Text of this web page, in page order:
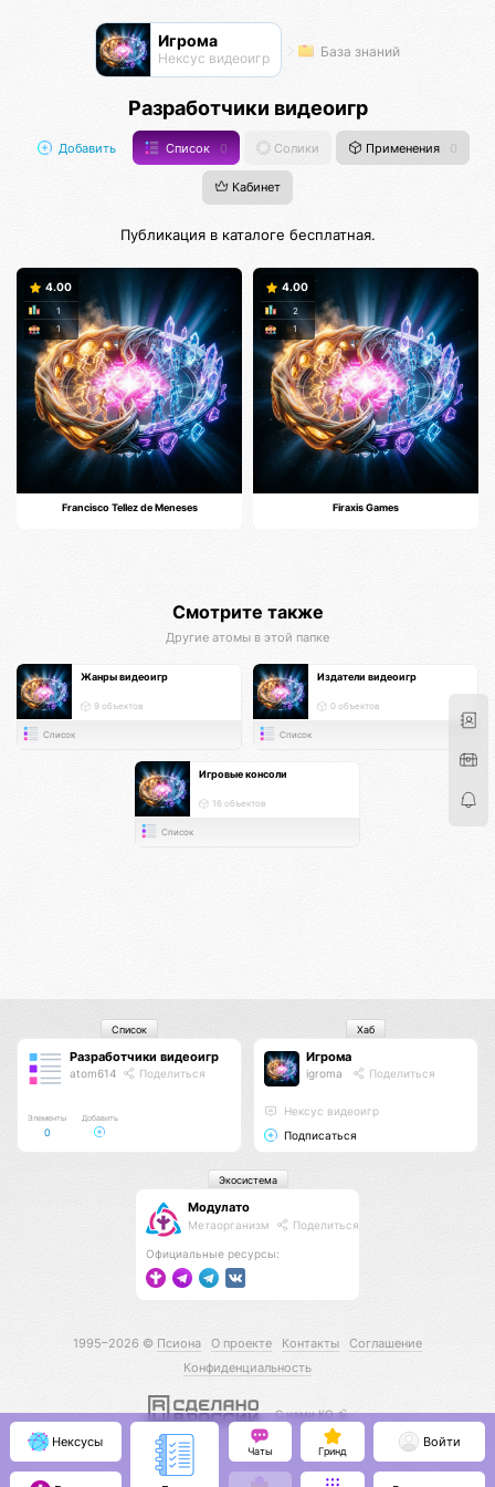
Игрома
Нексус видеоигр База знаний
Разработчики видеоигр
Добавить Список 0 Солики Применения 0
Кабинет
Публикация в каталоге бесплатная.
4.00
1
1
Francisco Tellez de Meneses
4.00
1
2
Firaxis Games
Смотрите также
Другие атомы в этой папке
Жанры видеоигр
9 объектов
Список
Издатели видеоигр
0 объектов
Список
Игровые консоли
16 объектов
Список
Разработчики видеоигр
atom614 Поделиться
Элементы
0
Добавить
Список
Игрома
igroma Поделиться
Нексус видеоигр
Подписаться
Хаб
Модулато
Метаорганизм Поделиться
Официальные ресурсы:
Экосистема
1995–2026 © Псиона О проекте Контакты
Соглашение
Конфиденциальность
С нами КО 🕉️
Нексусы
Чаты Гринд
Войти